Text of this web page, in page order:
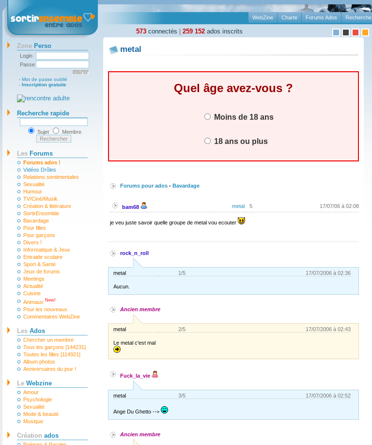
Recherche
Forums Ados
Charte
WebZine
573 connectés 259 152 ados inscrits
Zone Perso
Login
Passe
- Mot de passe oublié
- Inscription gratuite
Recherche rapide
Sujet Membre
Les Forums
Forums ados !
Vidéos Drôles
Relations sentimentales
Sexualité
Humour
TV/Ciné/Musik
Création & littérature
SortirEnsemble
Bavardage
Pour filles
Pour garçons
Divers !
Informatique & Jeux
Entraide scolaire
Sport & Santé
Jeux de forums
Meetings
Actualité
Cuisine
Animaux New!
Pour les nouveaux
Commentaires WebZine
Les Ados
Chercher un membre
Tous les garçons [144231]
Toutes les filles [114921]
Album photos
Anniversaires du jour !
Le Webzine
Amour
Psychologie
Sexualité
Mode & beauté
Musique
Création ados
metal
Quel âge avez-vous ?
Moins de 18 ans
18 ans ou plus
Forums pour ados- Bavardage
bam68 metal 5 17/07/06 à 02:08
je veu juste savoir quelle groupe de metal vou ecouter
rock_n_roll
metal 1/5 17/07/2006 à 02:36
Aucun.
Ancien membre
metal 2/5 17/07/2006 à 02:43
Le metal c'est mal
Fuck_la_vie
metal 3/5 17/07/2006 à 02:52
Ange Du Ghetto -->
Ancien membre